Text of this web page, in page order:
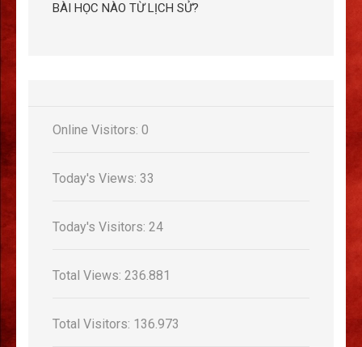
BÀI HỌC NÀO TỪ LỊCH SỬ?
Online Visitors: 0
Today's Views: 33
Today's Visitors: 24
Total Views: 236.881
Total Visitors: 136.973